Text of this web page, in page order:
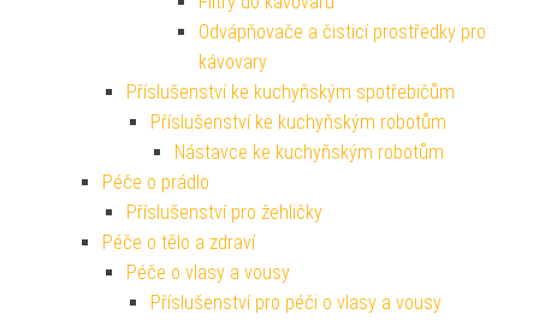
Odvápňovače a čisticí prostředky pro
kávovary
Příslušenství ke kuchyňským spotřebičům
Příslušenství ke kuchyňským robotům
Nástavce ke kuchyňským robotům
Péče o prádlo
Příslušenství pro žehličky
Péče o tělo a zdraví
Péče o vlasy a vousy
Příslušenství pro péči o vlasy a vousy